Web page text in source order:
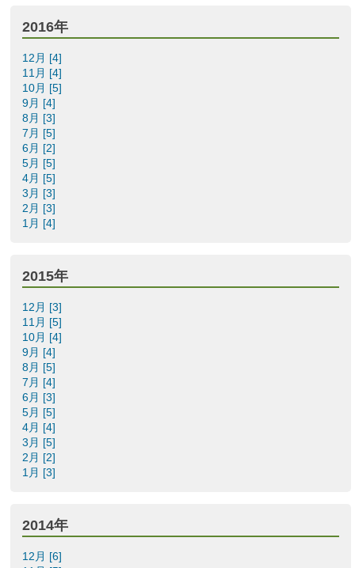
2016年
12月 [4]
11月 [4]
10月 [5]
9月 [4]
8月 [3]
7月 [5]
6月 [2]
5月 [5]
4月 [5]
3月 [3]
2月 [3]
1月 [4]
2015年
12月 [3]
11月 [5]
10月 [4]
9月 [4]
8月 [5]
7月 [4]
6月 [3]
5月 [5]
4月 [4]
3月 [5]
2月 [2]
1月 [3]
2014年
12月 [6]